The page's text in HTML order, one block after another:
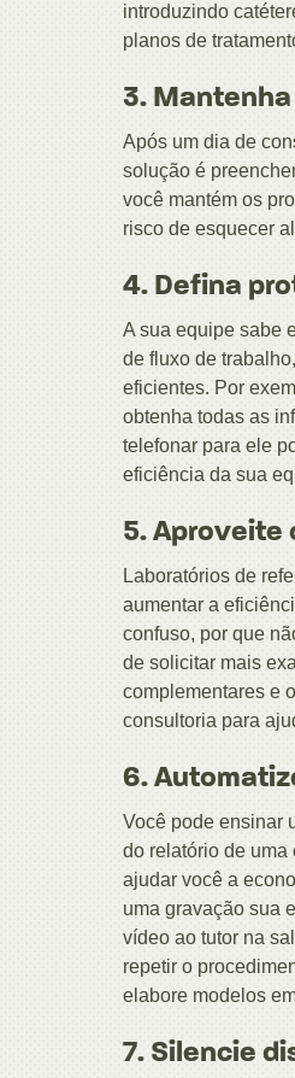
introduzindo
planos de
3.
Após um dia de
solução é
você mantém os
risco de esquecer
4. Defina
A sua equipe sabe
de fluxo de
eficientes. Por
obtenha todas as
telefonar para ele
eficiência da sua
5. Aproveite
Laboratórios de
aumentar a
confuso, por que
de solicitar mais
complementares e
consultoria para
6.
Você pode ensinar
do relatório de uma
ajudar você a
uma gravação sua
vídeo ao tutor na
repetir o
elabore modelos
7. Silencie